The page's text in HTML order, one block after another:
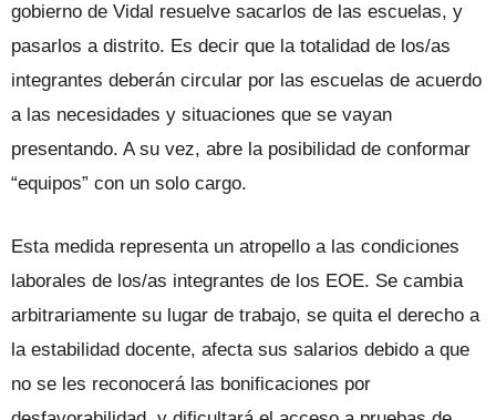
gobierno de Vidal resuelve sacarlos de las escuelas, y
pasarlos a distrito. Es decir que la totalidad de los/as
integrantes deberán circular por las escuelas de acuerdo
a las necesidades y situaciones que se vayan
presentando. A su vez, abre la posibilidad de conformar
“equipos” con un solo cargo.
Esta medida representa un atropello a las condiciones
laborales de los/as integrantes de los EOE. Se cambia
arbitrariamente su lugar de trabajo, se quita el derecho a
la estabilidad docente, afecta sus salarios debido a que
no se les reconocerá las bonificaciones por